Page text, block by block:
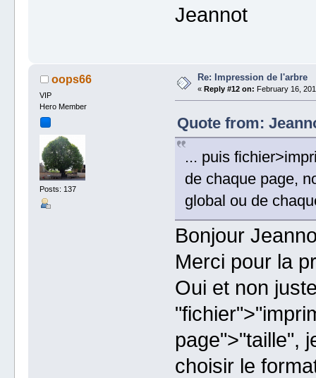
Jeannot
oops66
VIP
Hero Member
Posts: 137
Re: Impression de l'arbre
«Reply #12 on: February 16,
Quote from:
... puis
de chaque page,
global ou de
Bonjour
Merci pour la
Oui et non
page">"taille",
choisir le